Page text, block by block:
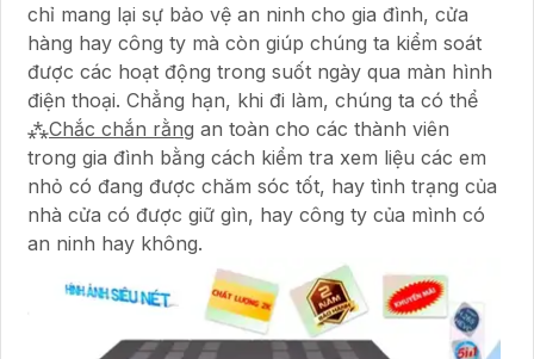
chỉ mang lại sự bảo vệ an ninh cho gia đình, cửa
hàng hay công ty mà còn giúp chúng ta kiểm soát
được các hoạt động trong suốt ngày qua màn hình
điện thoại. Chẳng hạn, khi đi làm, chúng ta có thể
⁂Chắc chắn rằng an toàn cho các thành viên
trong gia đình bằng cách kiểm tra xem liệu các em
nhỏ có đang được chăm sóc tốt, hay tình trạng của
nhà cửa có được giữ gìn, hay công ty của mình có
an ninh hay không.